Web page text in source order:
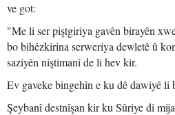
ve got:
"Me li ser piştgiriya gavên birayên
bo bihêzkirina serweriya dewletê û
saziyên niştimanî de li hev kir.
Ev gaveke bingehîn e ku dê dawiyê li
Şeybanî destnîşan kir ku Sûriye di